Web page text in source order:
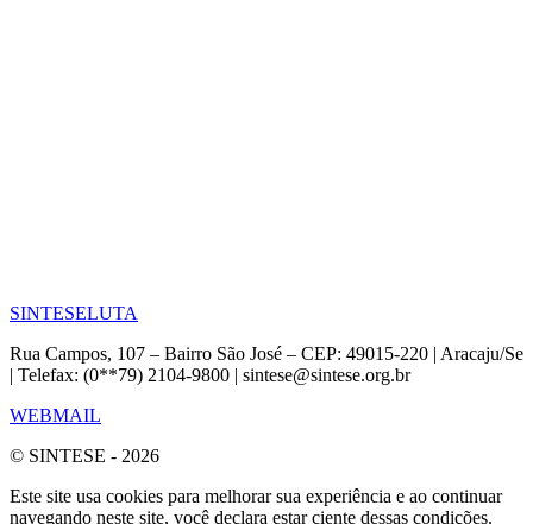
SINTESELUTA
Rua Campos, 107 – Bairro São José – CEP: 49015-220 | Aracaju/Se
| Telefax: (0**79) 2104-9800 | sintese@sintese.org.br
WEBMAIL
© SINTESE - 2026
Este site usa cookies para melhorar sua experiência e ao continuar
navegando neste site, você declara estar ciente dessas condições.